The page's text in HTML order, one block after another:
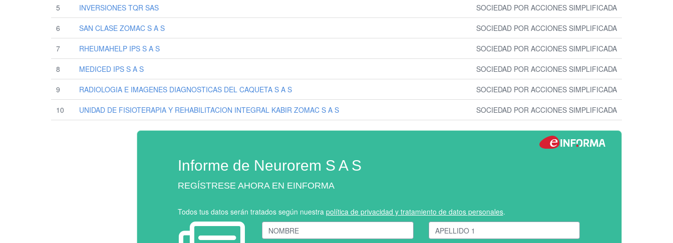
5 INVERSIONES TQR SAS SOCIEDAD POR ACCIONES SIMPLIFICADA
6 SAN CLASE ZOMAC S A S SOCIEDAD POR ACCIONES SIMPLIFICADA
7 RHEUMAHELP IPS S A S SOCIEDAD POR ACCIONES SIMPLIFICADA
8 MEDICED IPS S A S SOCIEDAD POR ACCIONES SIMPLIFICADA
9 RADIOLOGIA E IMAGENES DIAGNOSTICAS DEL CAQUETA S A S SOCIEDAD POR ACCIONES SIMPLIFICADA
10 UNIDAD DE FISIOTERAPIA Y REHABILITACION INTEGRAL KABIR ZOMAC S A S SOCIEDAD POR ACCIONES SIMPLIFICADA
Informe de Neurorem S A S
REGÍSTRESE AHORA EN EINFORMA
Todos tus datos serán tratados según nuestra política de privacidad y tratamiento de datos personales.